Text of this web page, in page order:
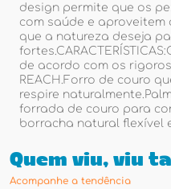
design permite que os
com saúde e
que a natureza deseja
de acordo com os
REACH.Forro de couro
respire
forrada de couro para
borracha natural flexível
Quem viu, viu
Acompanhe a tendência